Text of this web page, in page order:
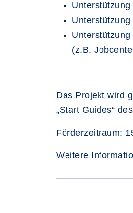
(z.B.
Das Projekt wird
„Start Guides“
Förderzeitraum:
Weitere